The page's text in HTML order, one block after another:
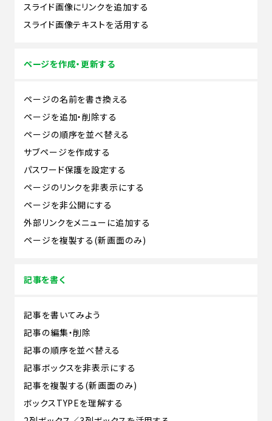
スライド画像にリンクを追加する
スライド画像テキストを活用する
ページを作成・更新する
ページの名前を書き換える
ページを追加・削除する
ページの順序を並べ替える
サブページを作成する
パスワード保護を設定する
ページのリンクを非表示にする
ページを非公開にする
外部リンクをメニューに追加する
ページを複製する(新画面のみ)
記事を書く
記事を書いてみよう
記事の編集・削除
記事の順序を並べ替える
記事ボックスを非表示にする
記事を複製する(新画面のみ)
ボックスTYPEを理解する